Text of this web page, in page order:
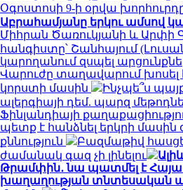
Օգոստոսի 9-ի օրվա
Աբրահամյանը երկու ամսով
Միհրան Ծառուկյանի և Արփի
հանգիստը՝ Շանհայում
կարողանում զսպել
Վարուժը տաղավարում խոսել
կորստի մասին
Ինչպե՞ս
ալերգիայի դեմ. պարզ
Ֆինլանդիայի
պետք է հանձնել երկրի մասին
քննություն
Բազմաթիվ
ժամանակ գազ չի լինելու
Թրամփին․ նա պատմել է
խաղաղության տնտեսական